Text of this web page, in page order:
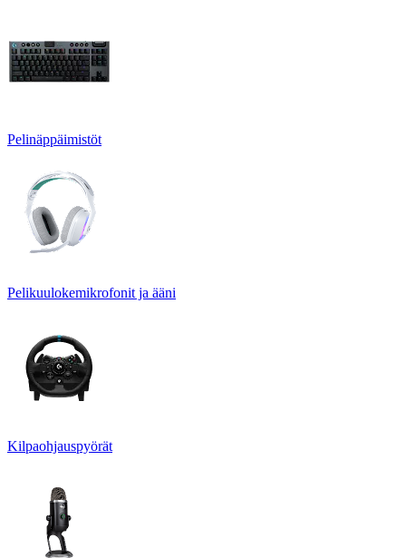
Pelinäppäimistöt
Pelikuulokemikrofonit ja ääni
Kilpaohjauspyörät